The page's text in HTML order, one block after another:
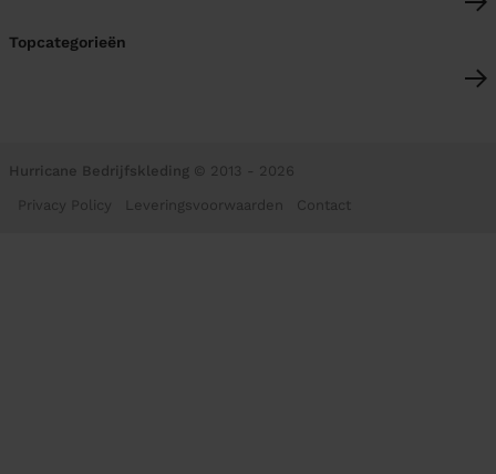
Topcategorieën
Hurricane Bedrijfskleding © 2013 - 2026
Privacy Policy Leveringsvoorwaarden Contact